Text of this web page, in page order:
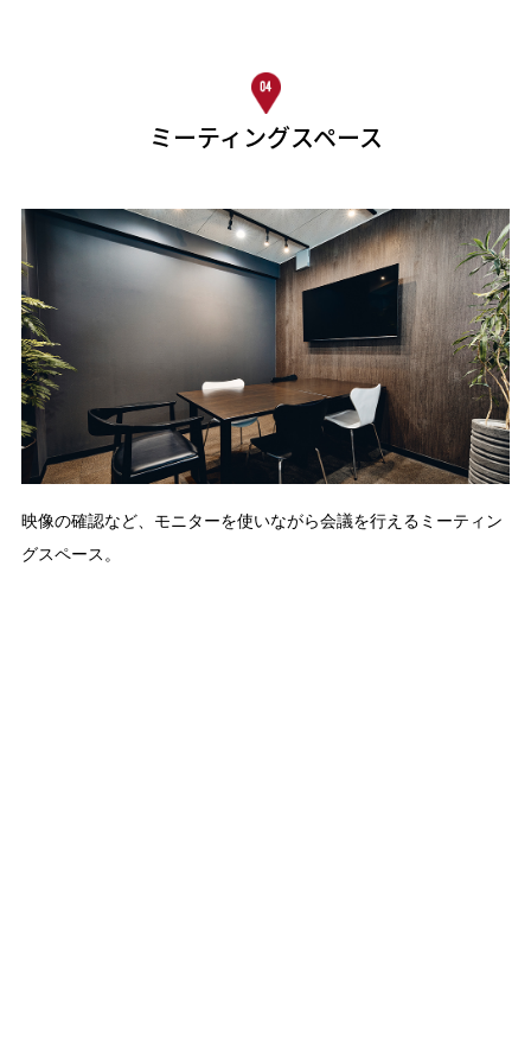
ミーティングスペース
映像の確認など、モニターを使いながら会議を行えるミーティン
グスペース。